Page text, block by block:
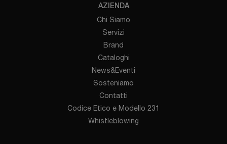
AZIENDA
Chi Siamo
Servizi
Brand
Cataloghi
News&Eventi
Sosteniamo
Contatti
Codice Etico e Modello 231
Whistleblowing